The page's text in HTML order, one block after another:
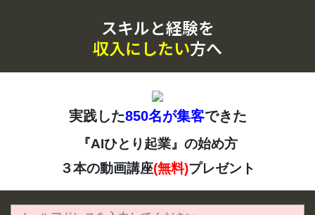
スキルと経験を
収入にしたい方へ
実践した850名が集客できた
『AIひとり起業』の始め方
３本の動画講座(無料)プレゼント